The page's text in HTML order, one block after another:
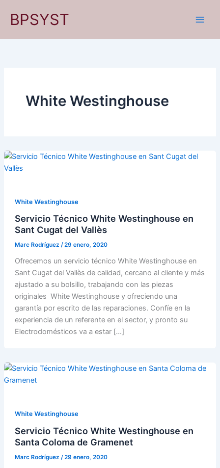
BPSYST
White Westinghouse
White Westinghouse
Servicio Técnico White Westinghouse en
Sant Cugat del Vallès
Marc Rodríguez /29 enero, 2020
Ofrecemos un servicio técnico White Westinghouse en
Sant Cugat del Vallès de calidad, cercano al cliente y más
ajustado a su bolsillo, trabajando con las piezas
originales White Westinghouse y ofreciendo una
garantía por escrito de las reparaciones. Confíe en la
experiencia de un referente en el sector, y pronto su
Electrodomésticos va a estar […]
White Westinghouse
Servicio Técnico White Westinghouse en
Santa Coloma de Gramenet
Marc Rodríguez /29 enero, 2020